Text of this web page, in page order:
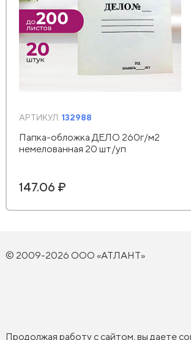
АРТИКУЛ: 132988
Папка-обложка ДЕЛО 260г/м2
немелованная 20 шт/уп
147.06 ₽
© 2009-2026 ООО «АТЛАНТ»
Продолжая работу с сайтом, вы даете